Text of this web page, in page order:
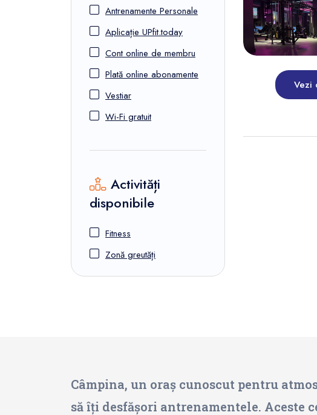
Antrenamente Personale
Aplicație UPfit.today
Cont online de membru
Plată online abonamente
Vestiar
Wi-Fi gratuit
Activități
disponibile
Fitness
Zonă greutăți
Vezi
Câmpina, un oraș cunoscut pentru
să îți desfășori antrenamentele. Aceste